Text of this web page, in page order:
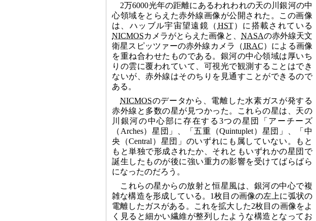
2万6000光年の距離にあるわれわれの天の川銀河の中
心領域をとらえた赤外線画像が公開された。この画像
は、ハッブル宇宙望遠鏡（ HST）に搭載されている
NICMOSカメラがとらえた画像と、 NASAの赤外線天文
衛星スピッツァーの赤外線カメラ（IRAC）による画像
を重ね合わせたものである。銀河の中心領域は厚いち
りの雲に覆われていて、可視光で観測することはでき
ないが、赤外線はそのちりを見通すことができるので
ある。
NICMOSのデータから、電離した水素ガスが発する
赤外線と多数の星が見つかった。これらの星は、天の
川銀河の中心部に存在する3つの星団「アーチーズ
（Arches）星団」、「五重（Quintuplet）星団」、「中
央（Central）星団」のいずれにも属していない。もと
もと単独で形成されたか、それともいずれかの星団で
誕生したものが後に強い重力の影響を受けてばらばら
になったのだろう。
これらの星からの放射と恒星風は、銀河の中心で複
雑な構造を形成している。1枚目の画像の左上に弧状の
電離したガスがある。これを拡大した2枚目の画像をよ
く見ると細かい繊維が整列したような構造となってお